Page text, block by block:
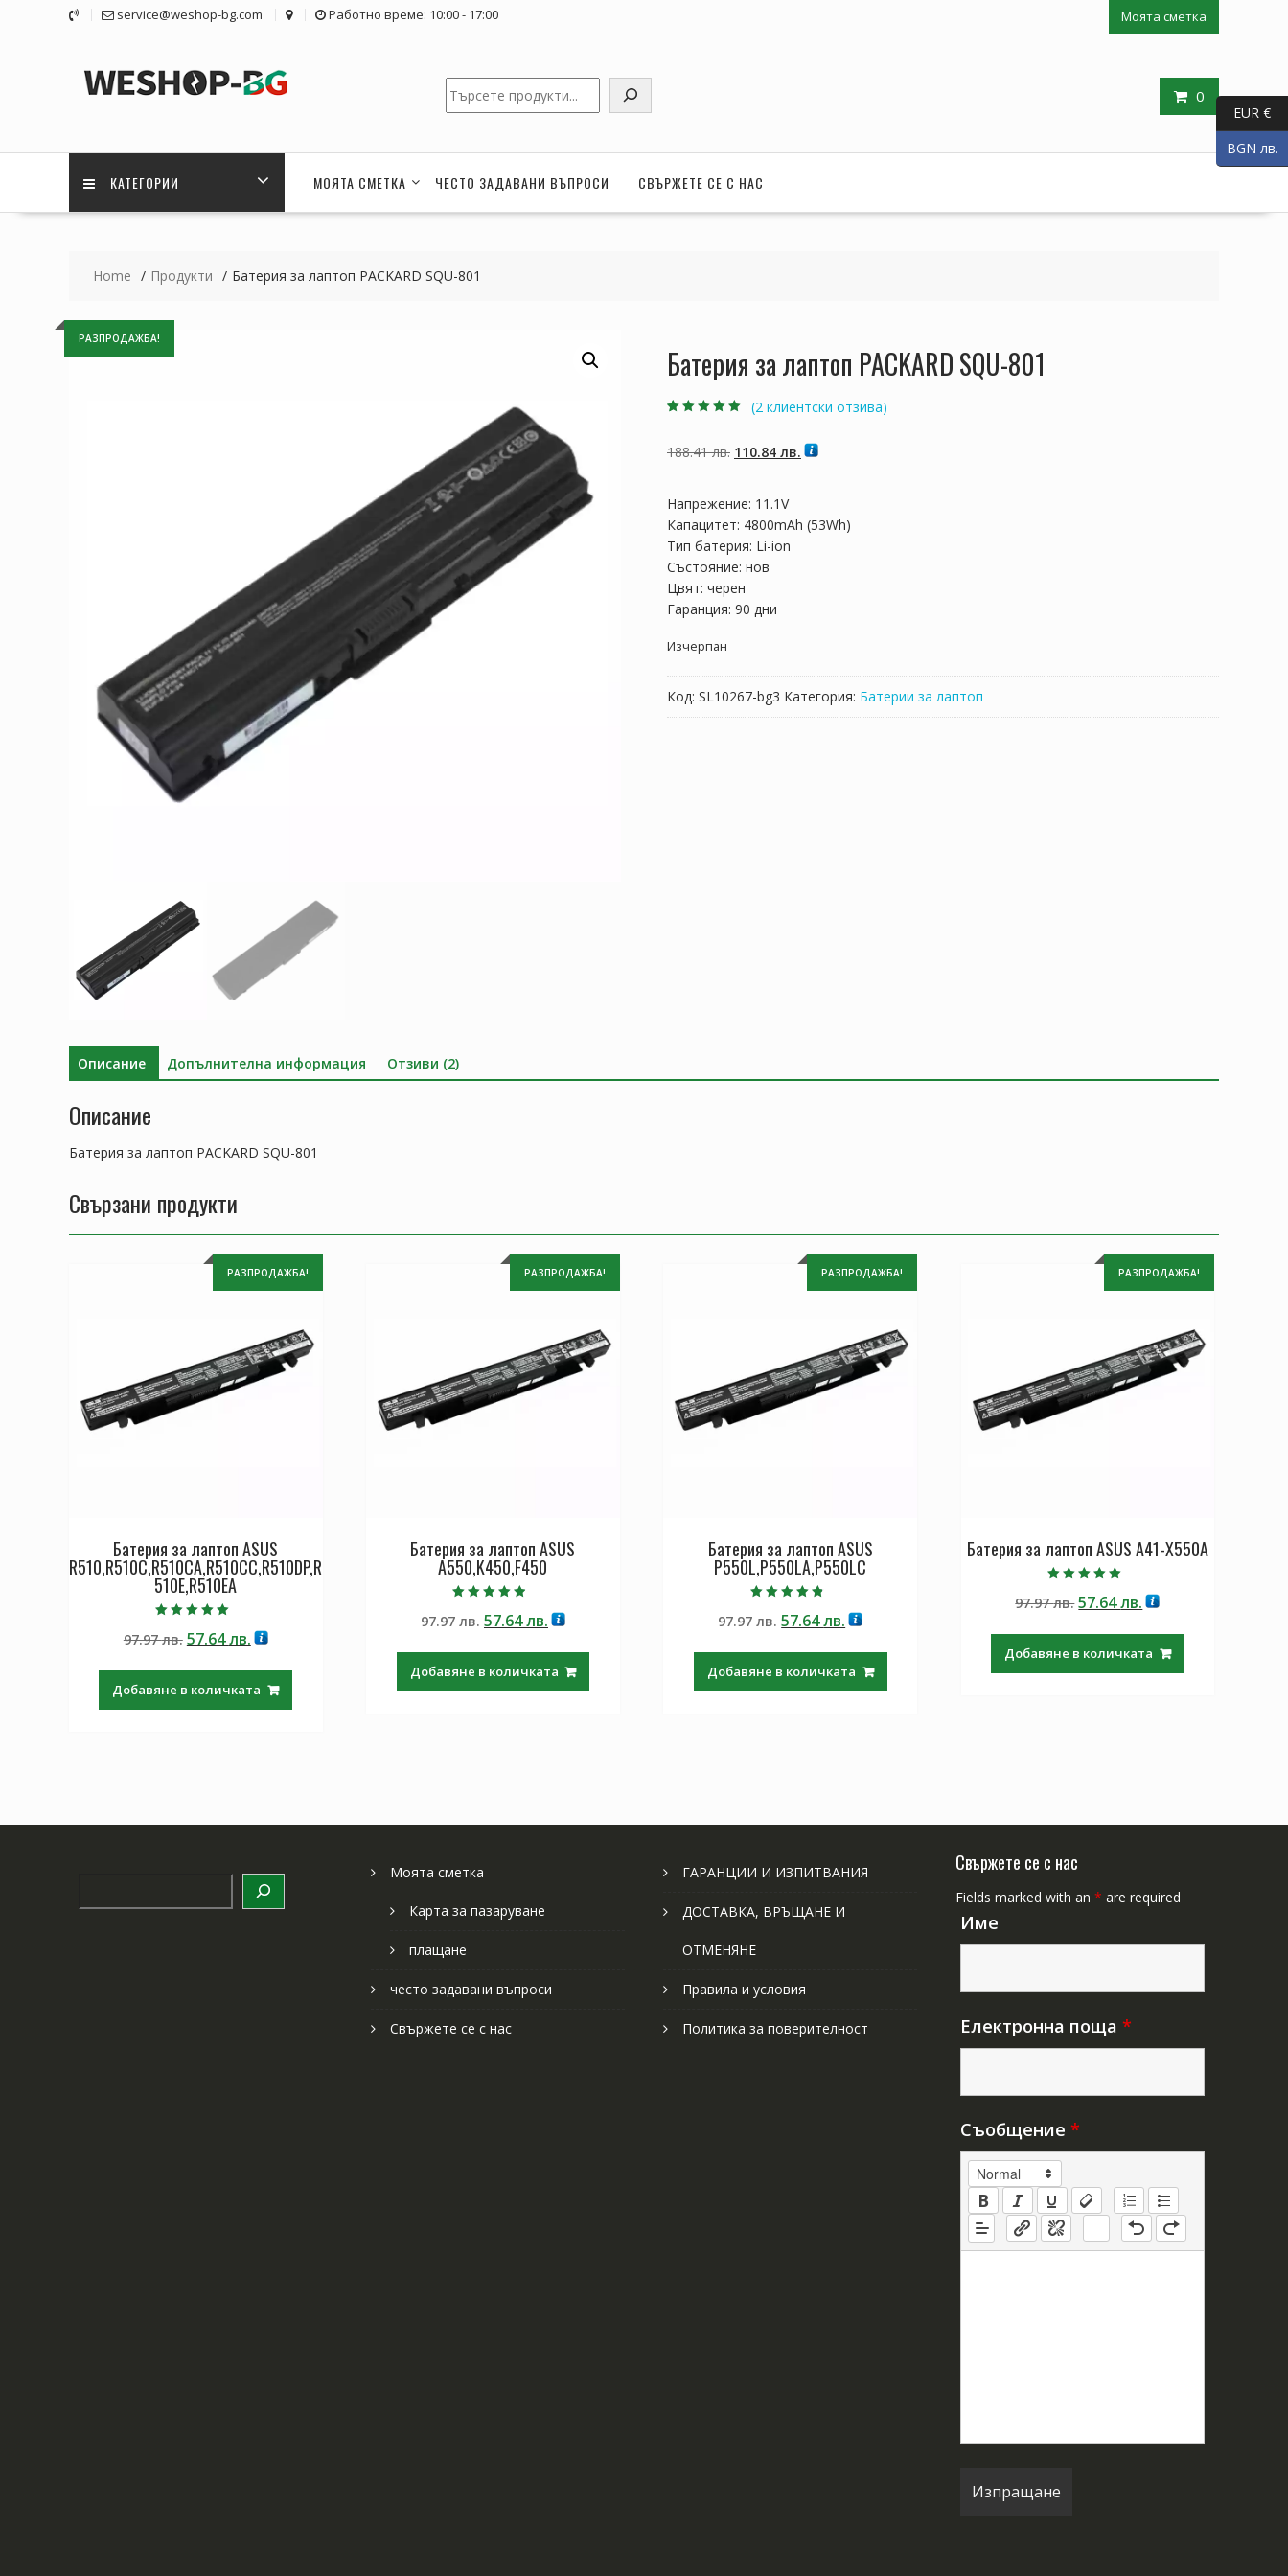
service@weshop-bg.com Работно време: 10:00 - 17:00 Моята сметка
0
Търсене
КАТЕГОРИИ МОЯТА СМЕТКА ЧЕСТО ЗАДАВАНИ ВЪПРОСИ СВЪРЖЕТЕ СЕ С НАС
Home Продукти Батерия за лаптоп PACKARD SQU-801
РАЗПРОДАЖБА!
Батерия за лаптоп PACKARD SQU-801
потребителски
оценки
(2 клиентски отзива)
188.41лв. Original
188.41 лв..
110.84 лв. Текущата
Напрежение: 11.1V
Капацитет: 4800mAh (53Wh)
Тип батерия: Li-ion
Състояние: нов
Цвят: черен
Гаранция: 90 дни
Изчерпан
Код: SL10267-bg3 Категория: Батерии за лаптоп
Описание Допълнителна информация Отзиви (2)
Описание
Батерия за лаптоп PACKARD SQU-801
Свързани продукти
РАЗПРОДАЖБА!
Батерия за лаптоп ASUS
R510,R510C,R510CA,R510CC,R510DP,R
510E,R510EA
5.00
от 5
97.97лв. Original
97.97 лв..
57.64лв.Текущата
57.64 лв..
Добавяне в количката
РАЗПРОДАЖБА!
Батерия за лаптоп ASUS
A550,K450,F450
4.50
от 5
97.97лв. Original
97.97 лв..
57.64лв.Текущата
57.64 лв..
Добавяне в количката
РАЗПРОДАЖБА!
Батерия за лаптоп ASUS
P550L,P550LA,P550LC
4.50
от 5
97.97лв. Original
97.97 лв..
57.64лв.Текущата
57.64 лв..
Добавяне в количката
РАЗПРОДАЖБА!
Батерия за лаптоп ASUS A41-X550A
5.00
от 5
97.97лв.Original
97.97 лв..
57.64лв.Текущата
57.64 лв..
Добавяне в количката
Моята сметка
Карта за пазаруване
плащане
често задавани въпроси
Свържете се с нас
ГАРАНЦИИ И ИЗПИТВАНИЯ
ДОСТАВКА, ВРЪЩАНЕ И
ОТМЕНЯНЕ
Правила и условия
Политика за поверителност
Свържете се с нас
Fields marked with an * are required
Име
Електронна поща *
Съобщение *
EUR €
BGN лв.